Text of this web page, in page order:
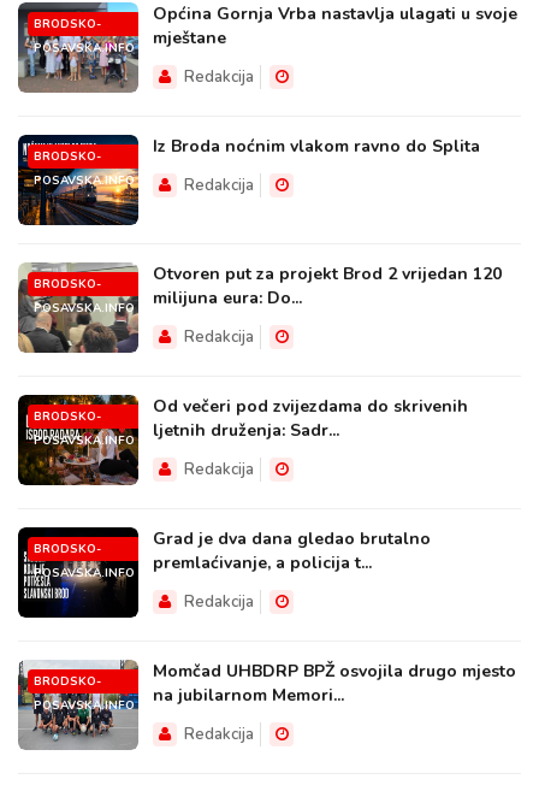
BRODSKO-
POSAVSKA.INFO
Općina Gornja Vrba nastavlja ulagati u svoje
mještane
Redakcija
BRODSKO-
POSAVSKA.INFO
Iz Broda noćnim vlakom ravno do Splita
Redakcija
BRODSKO-
POSAVSKA.INFO
Otvoren put za projekt Brod 2 vrijedan 120
milijuna eura: Do...
Redakcija
BRODSKO-
POSAVSKA.INFO
Od večeri pod zvijezdama do skrivenih
ljetnih druženja: Sadr...
Redakcija
BRODSKO-
POSAVSKA.INFO
Grad je dva dana gledao brutalno
premlaćivanje, a policija t...
Redakcija
BRODSKO-
POSAVSKA.INFO
Momčad UHBDRP BPŽ osvojila drugo mjesto
na jubilarnom Memori...
Redakcija